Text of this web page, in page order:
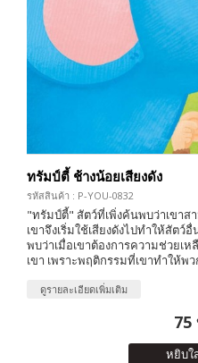
ทรัมป์ตี้ ช้างน้อยเสียงดัง
รหัสสินค้า : P-YOU-0832
"ทรัมป์ตี้" สัตว์ที่เพิ่งค้นพบว่าเขาสา
เขาจึงเริ่มใช้เสียงดังไปทำให้สัต
พบว่าเมื่อเขาต้องการความช่วยเ
เขา เพราะพฤติกรรมที่เขาทำให้พ
ดูรายละเอียดเพิ่มเติม
75
หยิบใ